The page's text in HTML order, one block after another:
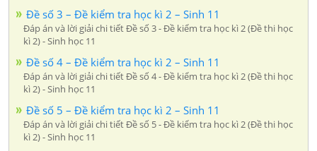
Đề số 3 – Đề kiểm tra học kì 2 – Sinh 11
Đáp án và lời giải chi tiết Đề số 3 - Đề kiểm tra học kì 2 (Đề thi học
kì 2) - Sinh học 11
Đề số 4 – Đề kiểm tra học kì 2 – Sinh 11
Đáp án và lời giải chi tiết Đề số 4 - Đề kiểm tra học kì 2 (Đề thi học
kì 2) - Sinh học 11
Đề số 5 – Đề kiểm tra học kì 2 – Sinh 11
Đáp án và lời giải chi tiết Đề số 5 - Đề kiểm tra học kì 2 (Đề thi học
kì 2) - Sinh học 11